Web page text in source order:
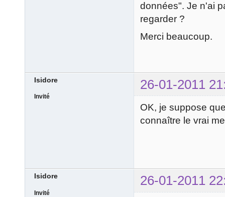
données". Je n'ai
regarder ?
Merci beaucoup.
Isidore 26-01-2011
Invité
OK, je suppose
connaître le vrai
Isidore 26-01-2011
Invité